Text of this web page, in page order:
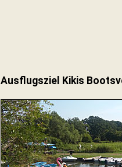
Ausflugsziel Kikis